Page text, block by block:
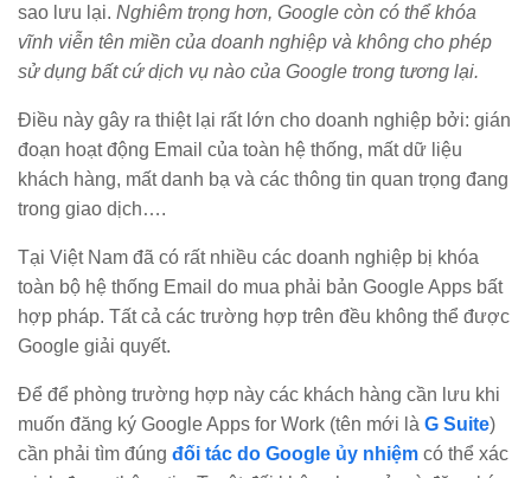
sao lưu lại. Nghiêm trọng hơn, Google còn có thể khóa
vĩnh viễn tên miền của doanh nghiệp và không cho phép
sử dụng bất cứ dịch vụ nào của Google trong tương lại.
Điều này gây ra thiệt lại rất lớn cho doanh nghiệp bởi: gián
đoạn hoạt động Email của toàn hệ thống, mất dữ liệu
khách hàng, mất danh bạ và các thông tin quan trọng đang
trong giao dịch….
Tại Việt Nam đã có rất nhiều các doanh nghiệp bị khóa
toàn bộ hệ thống Email do mua phải bản Google Apps bất
hợp pháp. Tất cả các trường hợp trên đều không thể được
Google giải quyết.
Để để phòng trường hợp này các khách hàng cần lưu khi
muốn đăng ký Google Apps for Work (tên mới là G Suite)
cần phải tìm đúng đối tác do Google ủy nhiệm có thể xác